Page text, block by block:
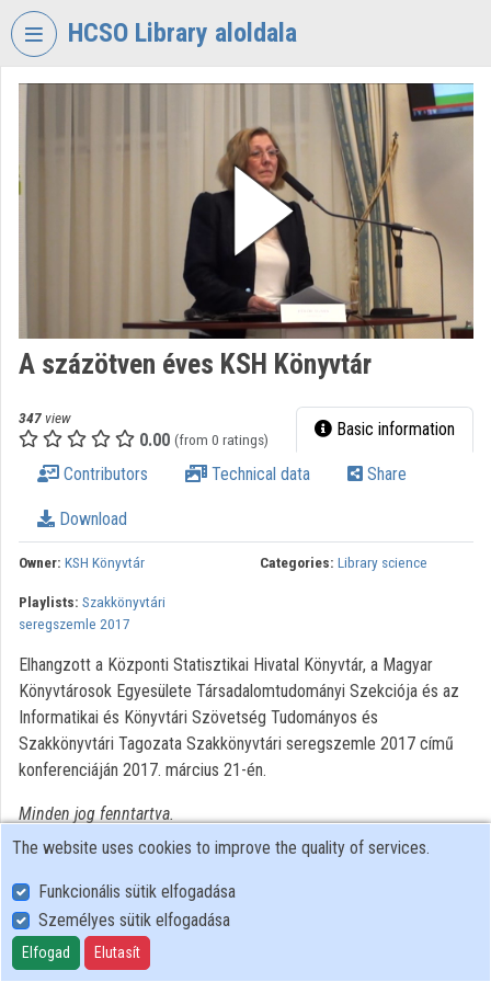
Skip header
HCSO Library aloldala
CENTRAL
Categories
Organization playlists
A százötven éves KSH Könyvtár
347 view
0.00 (from 0 ratings) Basic information
Contributors Technical data Share
Download
Owner: KSH Könyvtár Categories: Library science
Playlists: Szakkönyvtári
seregszemle 2017
Elhangzott a Központi Statisztikai Hivatal Könyvtár, a Magyar
Könyvtárosok Egyesülete Társadalomtudományi Szekciója és az
Informatikai és Könyvtári Szövetség Tudományos és
Szakkönyvtári Tagozata Szakkönyvtári seregszemle 2017 című
konferenciáján 2017. március 21-én.
Minden jog fenntartva.
User Policy
Adatkezelési tájékoztató (en)
Cookie Policy
The website uses cookies to improve the quality of services.
Funkcionális sütik elfogadása
Személyes sütik elfogadása
Elfogad Elutasít